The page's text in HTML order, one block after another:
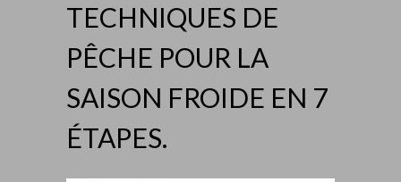
TECHNIQUES DE
PÊCHE POUR LA
SAISON FROIDE EN 7
ÉTAPES.